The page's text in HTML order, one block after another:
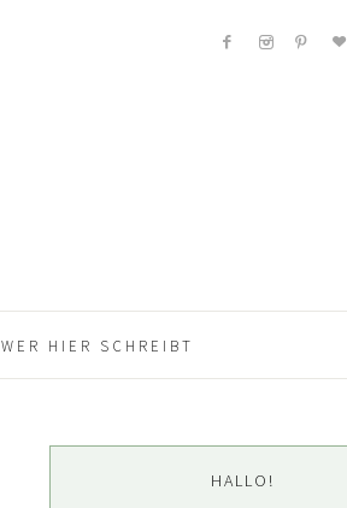
WER HIER SCHREIBT
Seitenspalte
HALLO!